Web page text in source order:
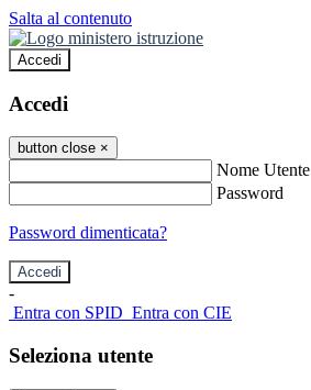
Salta al contenuto
Accedi
Accedi
button close ×
Nome Utente
Password
Password dimenticata?
-
Entra con SPID Entra con CIE
Seleziona utente